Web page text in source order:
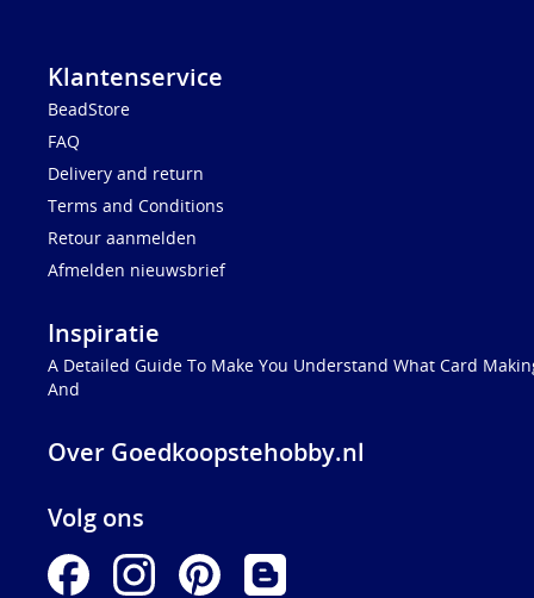
Klantenservice
BeadStore
FAQ
Delivery and return
Terms and Conditions
Retour aanmelden
Afmelden nieuwsbrief
Inspiratie
A Detailed Guide To Make You Understand What Card
And
Over Goedkoopstehobby.nl
Volg ons